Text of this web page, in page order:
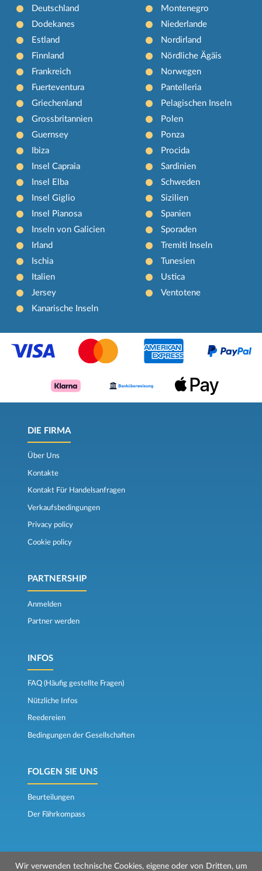
Deutschland
Dodekanes
Estland
Finnland
Frankreich
Fuerteventura
Griechenland
Grossbritannien
Guernsey
Ibiza
Insel Capraia
Insel Elba
Insel Giglio
Insel Pianosa
Inseln von Galicien
Irland
Ischia
Italien
Jersey
Kanarische Inseln
Montenegro
Niederlande
Nordirland
Nördliche Ägäis
Norwegen
Pantelleria
Pelagischen Inseln
Polen
Ponza
Procida
Sardinien
Schweden
Sizilien
Spanien
Sporaden
Tremiti Inseln
Tunesien
Ustica
Ventotene
DIE FIRMA
Über Uns
Kontakte
Kontakt Für Handelsanfragen
Verkaufsbedingungen
Privacy policy
Cookie policy
PARTNERSHIP
Anmelden
Partner werden
INFOS
FAQ (Häufig gestellte Fragen)
Nützliche Infos
Reedereien
Bedingungen der Gesellschaften
FOLGEN SIE UNS
Beurteilungen
Der Fährkompass
Wir verwenden technische Cookies, eigene oder von Dritten, um